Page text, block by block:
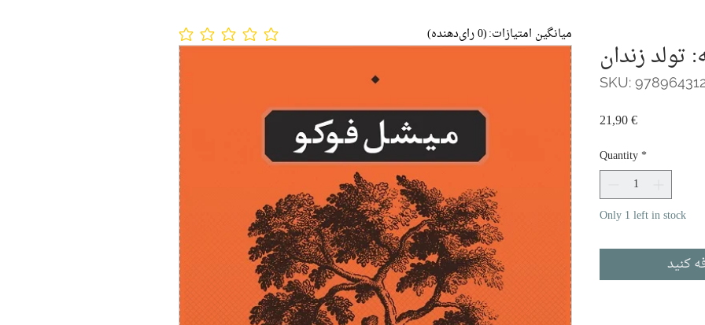
تولد زندان
SKU:
21,90 €Price
Quantity*
Only 1 left in stock
کنید
No ratings yet میانگین امتیازات:(0 رای‌دهنده)